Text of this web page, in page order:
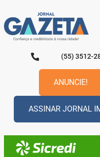
para
o
conteúdo
(55) 3512-
ANUNCIE!
ASSINAR JORNAL